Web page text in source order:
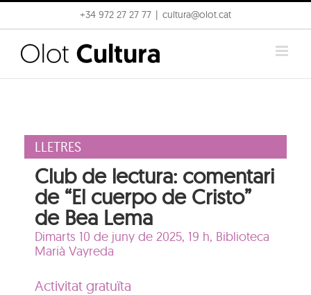
to
content
+34 972 27 27 77 cultura@olot.cat
LLETRES
Club de lectura: comentari
de “El cuerpo de Cristo”
de Bea Lema
Dimarts 10 de juny de 2025, 19 h, Biblioteca
Marià Vayreda
Activitat gratuïta